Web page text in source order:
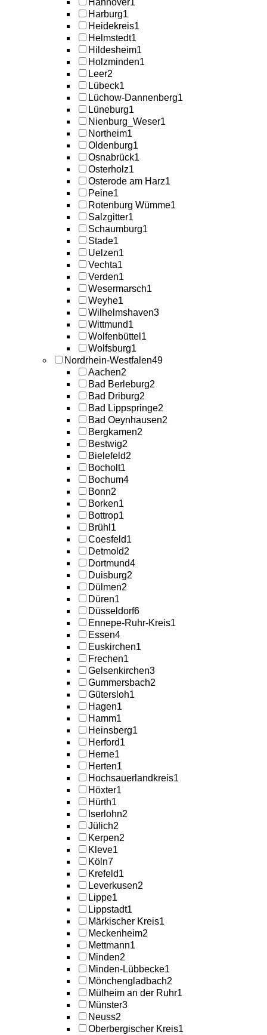
Hannover1
Harburg1
Heidekreis1
Helmstedt1
Hildesheim1
Holzminden1
Leer2
Lübeck1
Lüchow-Dannenberg1
Lüneburg1
Nienburg_Weser1
Northeim1
Oldenburg1
Osnabrück1
Osterholz1
Osterode am Harz1
Peine1
Rotenburg Wümme1
Salzgitter1
Schaumburg1
Stade1
Uelzen1
Vechta1
Verden1
Wesermarsch1
Weyhe1
Wilhelmshaven3
Wittmund1
Wolfenbüttel 1
Wolfsburg1
Nordrhein-Westfalen49
Aachen2
Bad Berleburg2
Bad Driburg2
Bad Lippspringe2
Bad Oeynhausen2
Bergkamen2
Bestwig2
Bielefeld2
Bocholt1
Bochum4
Bonn2
Borken1
Bottrop1
Brühl 1
Coesfeld1
Detmold2
Dortmund4
Duisburg2
Dülmen2
Düren1
Düsseldorf6
Ennepe-Ruhr-Kreis1
Essen4
Euskirchen1
Frechen1
Gelsenkirchen3
Gummersbach2
Gütersloh1
Hagen1
Hamm1
Heinsberg1
Herford1
Herne1
Herten1
Hochsauerlandkreis1
Höxter1
Hürth1
Iserlohn2
Jülich2
Kerpen2
Kleve1
Köln7
Krefeld1
Leverkusen2
Lippe1
Lippstadt1
Märkischer Kreis1
Meckenheim2
Mettmann1
Minden2
Minden-Lübbecke1
Mönchengladbach2
Mülheim an der Ruhr1
Münster3
Neuss2
Oberbergischer Kreis1